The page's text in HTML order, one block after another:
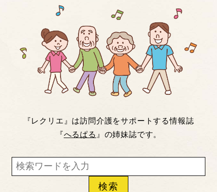
『レクリエ』は訪問介護をサポートする情報誌
『へるぱる 』の姉妹誌です。